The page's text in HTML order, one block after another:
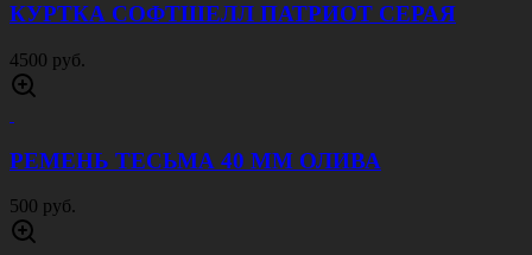
КУРТКА СОФТШЕЛЛ ПАТРИОТ СЕРАЯ
4500 руб.
РЕМЕНЬ ТЕСЬМА 40 ММ ОЛИВА
500 руб.